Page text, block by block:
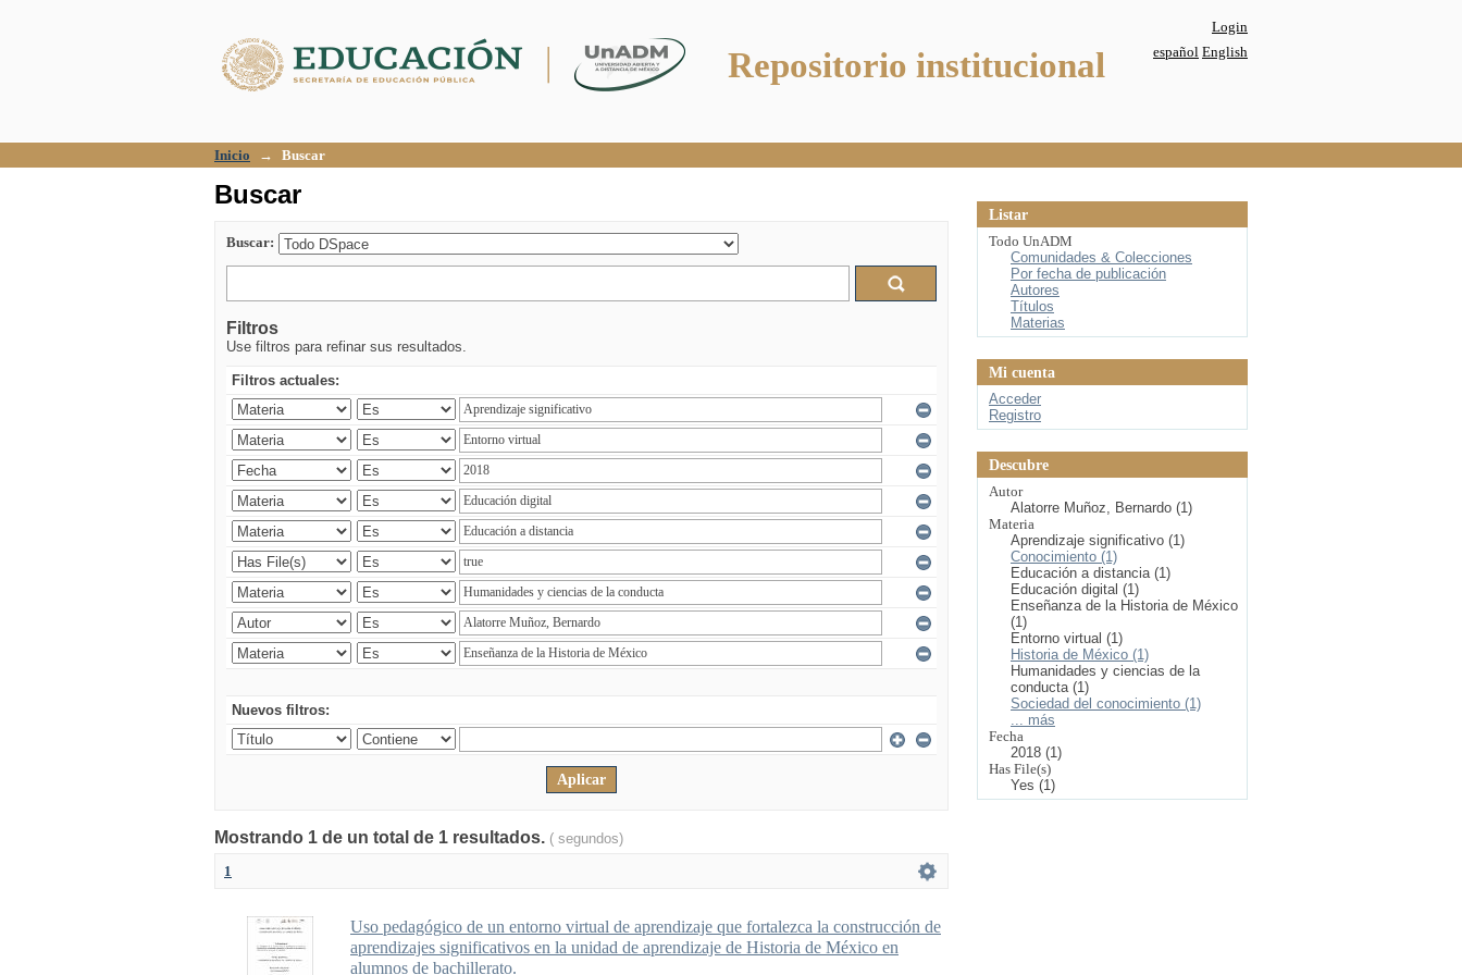
Repositorio institucional
Login
español English
Inicio → Buscar
Buscar
Buscar:
Filtros
Use filtros para refinar sus resultados.
Filtros actuales:
Nuevos filtros:
Mostrando 1 de un total de 1 resultados. ( segundos)
1
Uso pedagógico de un entorno virtual de aprendizaje que fortalezca la construcción de
aprendizajes significativos en la unidad de aprendizaje de Historia de México en
alumnos de bachillerato.
Listar
Todo UnADM
Comunidades & Colecciones
Por fecha de publicación
Autores
Títulos
Materias
Mi cuenta
Acceder
Registro
Descubre
Autor
Alatorre Muñoz, Bernardo (1)
Materia
Aprendizaje significativo (1)
Conocimiento (1)
Educación a distancia (1)
Educación digital (1)
Enseñanza de la Historia de México
(1)
Entorno virtual (1)
Historia de México (1)
Humanidades y ciencias de la
conducta (1)
Sociedad del conocimiento (1)
... más
Fecha
2018 (1)
Has File(s)
Yes (1)